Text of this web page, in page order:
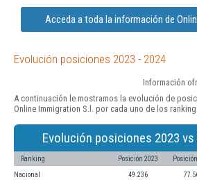
Acceda a toda la información de
Evolución posiciones 2023 - 2024
Información
A continuación le mostramos la evolución de
Online Immigration S.l. por cada uno de los
Evolución posiciones 2023
Ranking Posición 2023
Nacional 49.236